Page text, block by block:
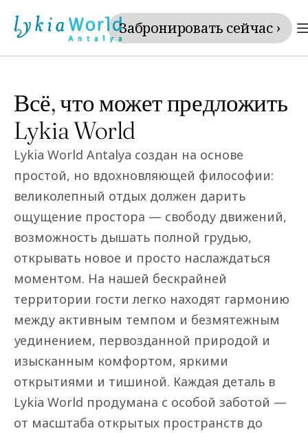
Всё, что может предложить
Lykia World
Lykia World Antalya создан на основе
простой, но вдохновляющей философии:
великолепный отдых должен дарить
ощущение простора — свободу движений,
возможность дышать полной грудью,
открывать новое и просто наслаждаться
моментом. На нашей бескрайней
территории гости легко находят гармонию
между активным темпом и безмятежным
уединением, первозданной природой и
изысканным комфортом, яркими
открытиями и тишиной. Каждая деталь в
Lykia World продумана с особой заботой —
от масштаба открытых пространств до
Забронировать сейчас ›